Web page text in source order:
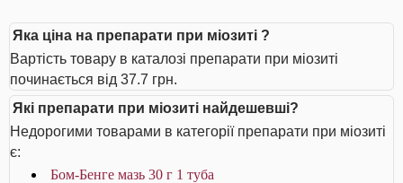
Яка ціна на препарати при міозиті ?
Вартість товару в каталозі препарати при міозиті
починається від 37.7 грн.
Які препарати при міозиті найдешевші?
Недорогими товарами в категорії препарати при міозиті
є:
Бом-Бенге мазь 30 г 1 туба